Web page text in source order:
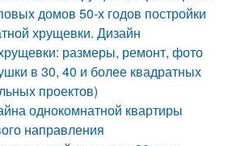
домов 50-х годов постройки
хрущевки. Дизайн
размеры, ремонт, фото
в 30, 40 и более квадратных
проектов)
однокомнатной квартиры
направления